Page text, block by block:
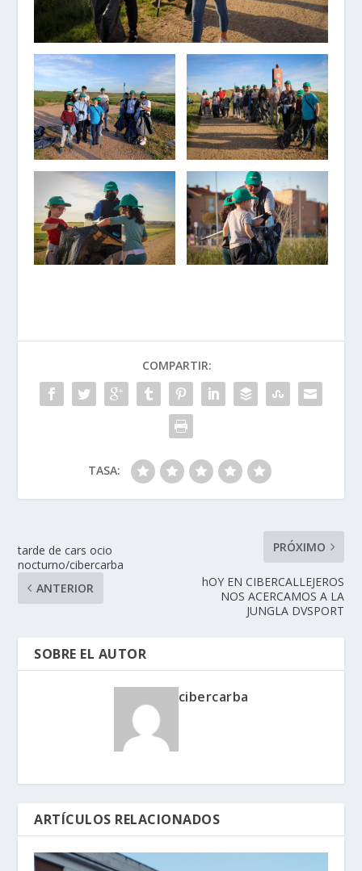
COMPARTIR:
TASA:
tarde de cars ocio
nocturno/cibercarba
ANTERIOR
PRÓXIMO
hOY EN CIBERCALLEJEROS
NOS ACERCAMOS A LA
JUNGLA DVSPORT
SOBRE EL AUTOR
cibercarba
ARTÍCULOS RELACIONADOS